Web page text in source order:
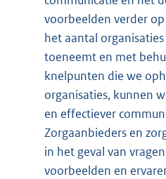
voorbeelden verder
het aantal
toeneemt en met
knelpunten die we
organisaties, kunnen
en effectiever
Zorgaanbieders en
in het geval van
voorbeelden en